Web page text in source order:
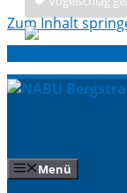
Zum Inhalt
Zum
Inhalt
springen
Menü